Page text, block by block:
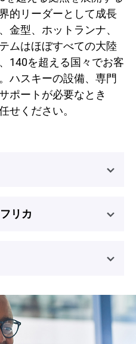
的リーダーとして成長
金型、ホットランナ、
ムはほぼすべての大陸
140を超える国々でお客
ハスキーの設備、専門
ポートが必要なとき
せください。
リカ